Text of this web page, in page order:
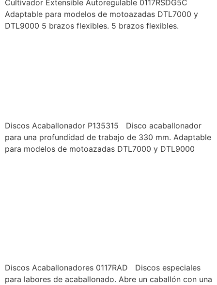
Cultivador Extensible Autoregulable 0117RSDG5C
Adaptable para modelos de motoazadas DTL7000 y
DTL9000 5 brazos flexibles. 5 brazos flexibles.
Discos Acaballonador P135315 Disco acaballonador
para una profundidad de trabajo de 330 mm. Adaptable
para modelos de motoazadas DTL7000 y DTL9000
Discos Acaballonadores 0117RAD Discos especiales
para labores de acaballonado. Abre un caballón con una